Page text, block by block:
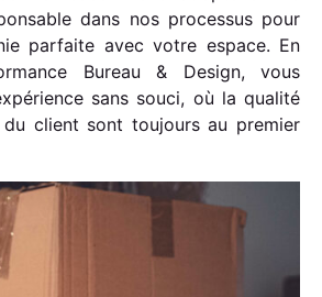
dans nos processus pour
parfaite avec votre espace. En
Bureau & Design, vous
sans souci, où la qualité
client sont toujours au premier